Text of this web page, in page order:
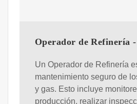
Operador de Refinería
Un Operador de Refinería
mantenimiento seguro de
y gas. Esto incluye
producción, realizar